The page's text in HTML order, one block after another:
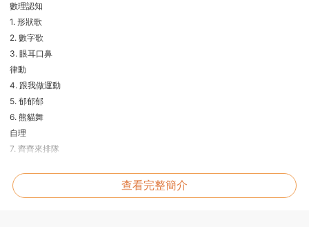
數理認知
1. 形狀歌
2. 數字歌
3. 眼耳口鼻
律動
4. 跟我做運動
5. 郁郁郁
6. 熊貓舞
自理
7. 齊齊來排隊
職業
9. 醫生幫助你
查看完整簡介